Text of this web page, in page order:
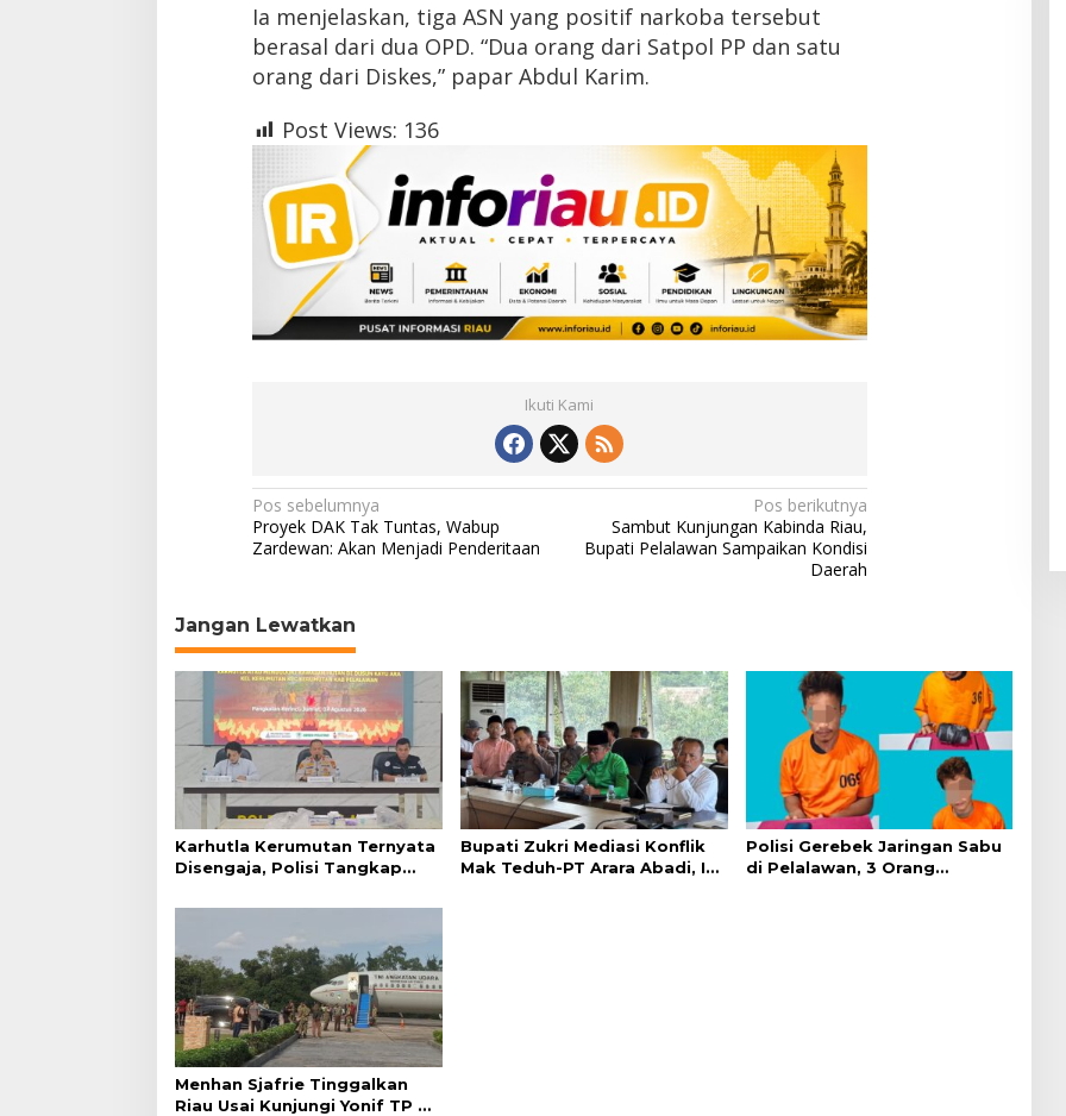
Ia menjelaskan, tiga ASN yang positif narkoba tersebut
berasal dari dua OPD. “Dua orang dari Satpol PP dan satu
orang dari Diskes,” papar Abdul Karim.
Post Views: 136
Ikuti Kami
N
a
i
g
a
s
i
p
o
s
Pos sebelumnya
Proyek DAK Tak Tuntas, Wabup
Zardewan: Akan Menjadi Penderitaan
Pos berikutnya
Sambut Kunjungan Kabinda Riau,
Bupati Pelalawan Sampaikan Kondisi
Daerah
Jangan Lewatkan
Karhutla Kerumutan Ternyata
Disengaja, Polisi Tangkap
Bupati Zukri Mediasi Konflik
Mak Teduh-PT Arara Abadi, Ini
Polisi Gerebek Jaringan Sabu
di Pelalawan, 3 Orang
Menhan Sjafrie Tinggalkan
Riau Usai Kunjungi Yonif TP di